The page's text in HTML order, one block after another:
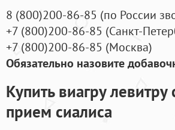
8 (800)200-86-85 (по России
+7 (800)200-86-85 (Санкт-
+7 (800)200-86-85 (Москва)
Обязательно назовите
Купить виагру
прием сиалиса